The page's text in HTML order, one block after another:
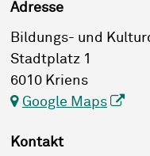
Adresse
Bildungs- und
Stadtplatz 1
6010 Kriens
Google Maps
Kontakt